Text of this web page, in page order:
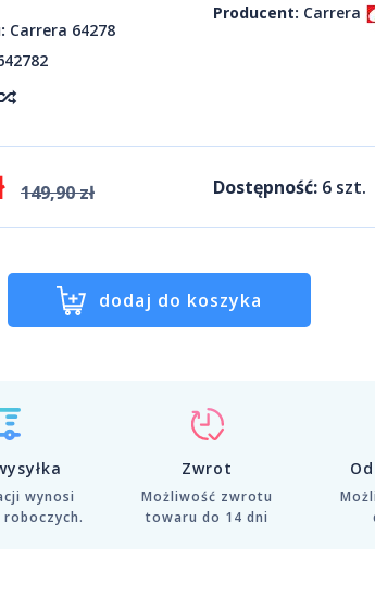
Carrera 64278
Producent: Carrera
149,90 zł Dostępność: 6szt.
dodaj do koszyka
wynosi
Zwrot
Możliwość zwrotu
towaru do 14 dni